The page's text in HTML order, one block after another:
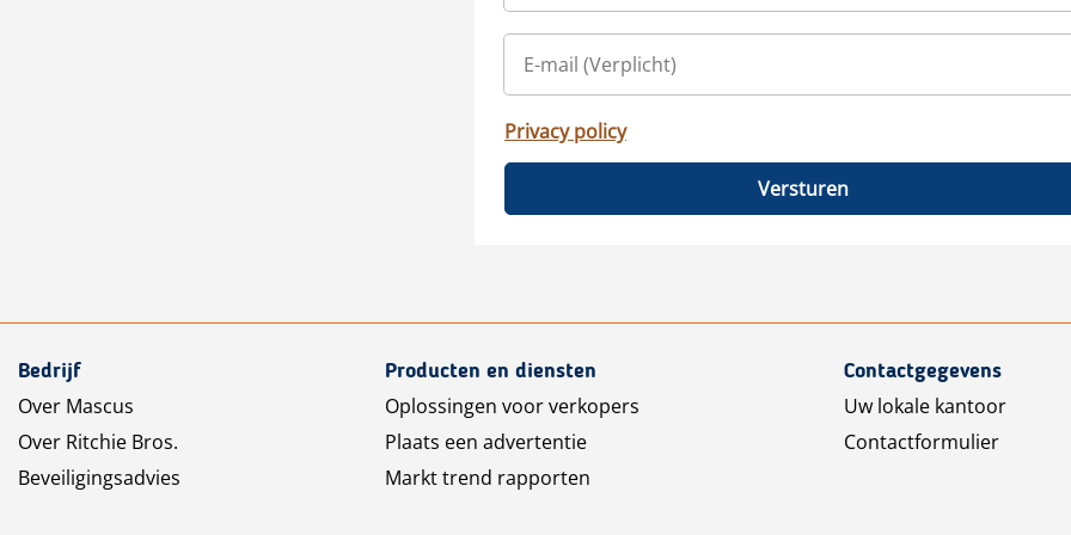
Privacy policy
Versturen
Bedrijf
Over Mascus
Over Ritchie Bros.
Beveiligingsadvies
Producten en diensten
Oplossingen voor verkopers
Plaats een advertentie
Markt trend rapporten
Contactgegevens
Uw lokale kantoor
Contactformulier